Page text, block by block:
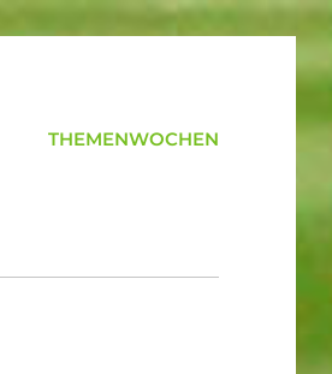
THEMENWOCHEN